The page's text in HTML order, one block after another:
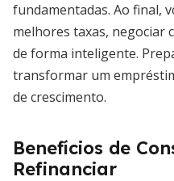
fundamentadas. Ao final,
melhores taxas, negociar
de forma inteligente.
transformar um
de crescimento.
Benefícios de
Refinanciar